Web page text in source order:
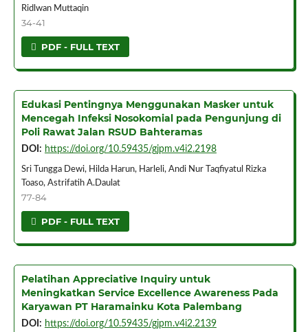
Ridlwan Muttaqin
34-41
PDF - FULL TEXT
Edukasi Pentingnya Menggunakan Masker untuk
Mencegah Infeksi Nosokomial pada Pengunjung di
Poli Rawat Jalan RSUD Bahteramas
DOI: https://doi.org/10.59435/gjpm.v4i2.2198
Sri Tungga Dewi, Hilda Harun, Harleli, Andi Nur Taqfiyatul Rizka
Toaso, Astrifatih A.Daulat
77-84
PDF - FULL TEXT
Pelatihan Appreciative Inquiry untuk
Meningkatkan Service Excellence Awareness Pada
Karyawan PT Haramainku Kota Palembang
DOI: https://doi.org/10.59435/gjpm.v4i2.2139